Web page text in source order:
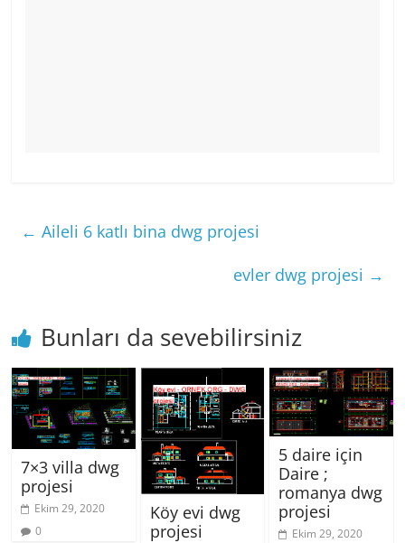
← Aileli 6 katlı bina dwg projesi
evler dwg projesi →
Bunları da sevebilirsiniz
7×3 villa dwg
projesi
Ekim 29, 2020
0
Köy evi dwg
projesi
5 daire için
Daire ;
romanya dwg
projesi
Ekim 29, 2020